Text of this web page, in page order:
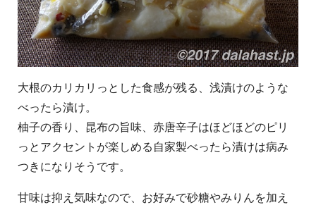
大根のカリカリっとした食感が残る、浅漬けのような
べったら漬け。
柚子の香り、昆布の旨味、赤唐辛子はほどほどのピリ
っとアクセントが楽しめる自家製べったら漬けは病み
つきになりそうです。
甘味は抑え気味なので、お好みで砂糖やみりんを加え